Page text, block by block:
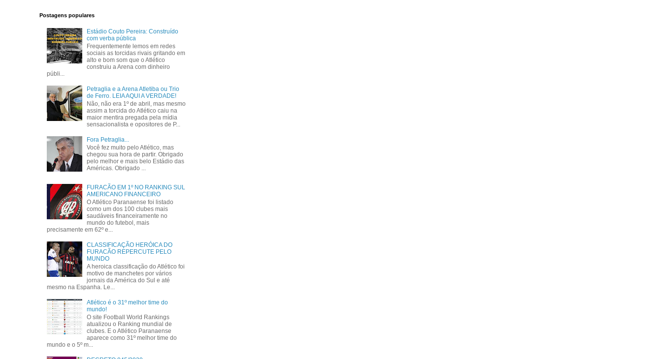
Postagens populares
Estádio Couto Pereira: Construído
com verba pública
Frequentemente lemos em redes
sociais as torcidas rivais gritando em
alto e bom som que o Atlético
construiu a Arena com dinheiro
públi...
Petraglia e a Arena Atletiba ou Trio
de Ferro. LEIA AQUI A VERDADE!
Não, não era 1º de abril, mas mesmo
assim a torcida do Atlético caiu na
maior mentira pregada pela mídia
sensacionalista e opositores de P...
Fora Petraglia...
Você fez muito pelo Atlético, mas
chegou sua hora de partir. Obrigado
pelo melhor e mais belo Estádio das
Américas. Obrigado ...
FURACÃO EM 1º NO RANKING SUL
AMERICANO FINANCEIRO
O Atlético Paranaense foi listado
como um dos 100 clubes mais
saudáveis financeiramente no
mundo do futebol, mais
precisamente em 62º e...
CLASSIFICAÇÃO HERÓICA DO
FURACÃO REPERCUTE PELO
MUNDO
A heroica classificação do Atlético foi
motivo de manchetes por vários
jornais da América do Sul e até
mesmo na Espanha. Le...
Atlético é o 31º melhor time do
mundo!
O site Football World Rankings
atualizou o Ranking mundial de
clubes. E o Atlético Paranaense
aparece como 31º melhor time do
mundo e o 5º m...